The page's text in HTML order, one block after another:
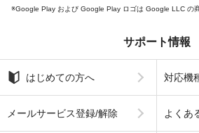
Google Play および Google Play ロゴは Google LLC の商
サポート情報
はじめての方へ 対応機
メールサービス登録/解除 よくあ